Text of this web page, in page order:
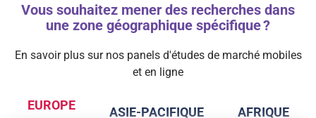
Vous souhaitez mener des recherches dans
une zone géographique spécifique ?
En savoir plus sur nos panels d'études de marché mobiles
et en ligne
EUROPE ASIE-PACIFIQUE AFRIQUE